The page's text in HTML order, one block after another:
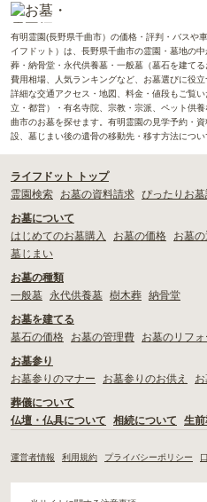
有明霊園(長野県千曲市）の価格・評判・バスや
イフドット）は、長野県千曲市の霊園・墓地の
葬・納骨堂・永代供養墓・一般墓（墓石を建て
費用相場、人気ランキングなど、お墓選びに役
詳細な交通アクセス・地図、料金・値段もご覧
立・都営）・有名寺院、宗教・宗派、ペット供
曲市のお墓を探せます。有明霊園の見学予約・
設、墓じまい後の遺骨の移動先・移す方法につい
ライフドット トップ
霊園検索
お墓の資料請求 ぴったりお
お墓について
はじめてのお墓購入
お墓の価格 お墓
墓じまい
お墓の種類
一般墓
永代供養墓 樹木葬 納骨堂
お墓を建てる
墓石の価格
お墓の管理費
お墓のリフォ
お墓参り
お墓参りのマナー
お墓参りのお供え
葬儀について
仏壇・仏具について
相続について 生
運営者情報 利用規約 プライバシーポリシー